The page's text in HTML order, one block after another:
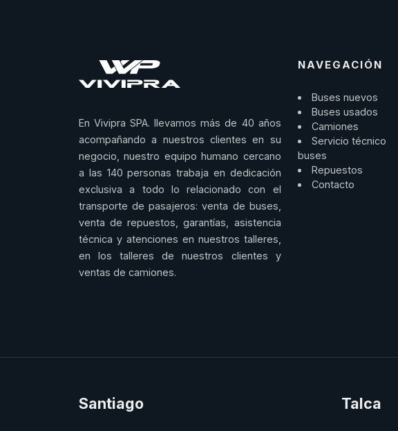
En Vivipra SPA. llevamos más de 40 años
acompañando a nuestros clientes en su
negocio, nuestro equipo humano cercano
a las 140 personas trabaja en dedicación
exclusiva a todo lo relacionado con el
transporte de pasajeros: venta de buses,
venta de repuestos, garantías, asistencia
técnica y atenciones en nuestros talleres,
en los talleres de nuestros clientes y
ventas de camiones.
NAVEGACIÓN
Buses nuevos
Buses usados
Camiones
Servicio técnico
buses
Repuestos
Contacto
Santiago Talca